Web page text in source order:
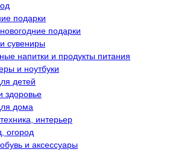
подарки
подарки
сувениры
напитки и продукты питания
и ноутбуки
детей
здоровье
дома
интерьер
огород
и аксессуары